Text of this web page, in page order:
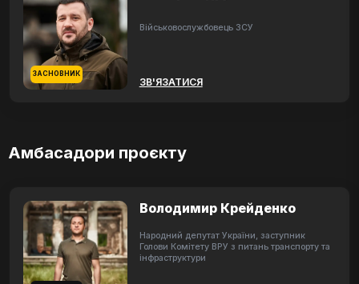
ЗАСНОВНИК
Військовослужбовець ЗСУ
ЗВ'ЯЗАТИСЯ
Амбасадори проєкту
Володимир Крейденко
Народний депутат України, заступник
Голови Комітету ВРУ з питань транспорту та
інфраструктури